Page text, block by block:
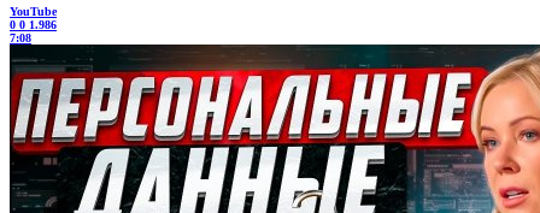
YouTube
0 0 1.986
7:08